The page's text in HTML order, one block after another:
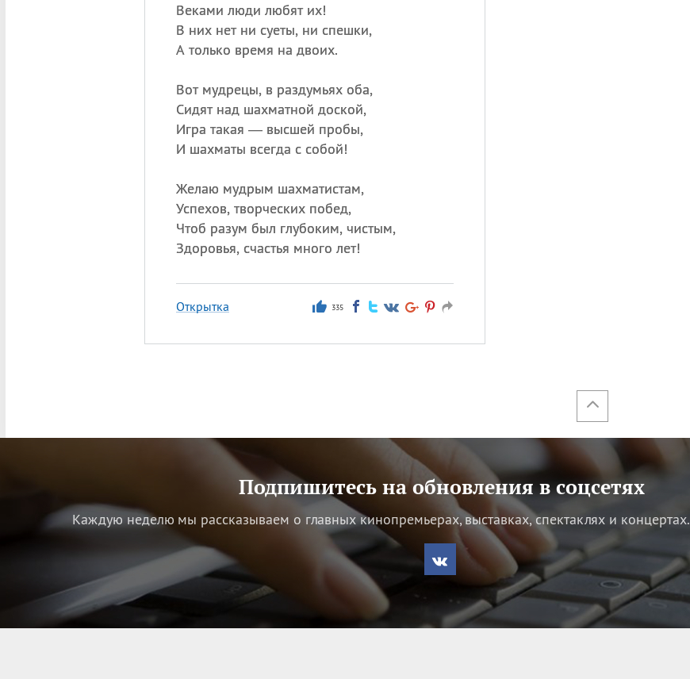
Веками люди любят их!
В них нет ни суеты, ни спешки,
А только время на двоих.
Вот мудрецы, в раздумьях оба,
Сидят над шахматной доской,
Игра такая — высшей пробы,
И шахматы всегда с собой!
Желаю мудрым шахматистам,
Успехов, творческих побед,
Чтоб разум был глубоким, чистым,
Здоровья, счастья много лет!
Открытка 335
Подпишитесь на обновления в соцсетях
Каждую неделю мы рассказываем о главных кинопремьерах, выставках, спектаклях и концертах.